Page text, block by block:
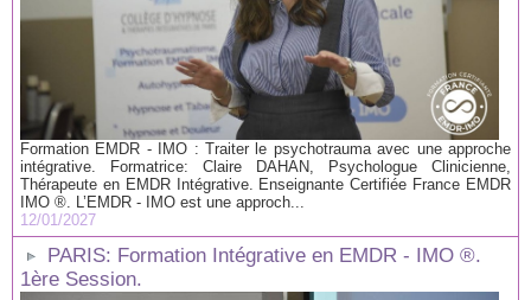
Formation EMDR - IMO : Traiter le psychotrauma avec une approche
intégrative. Formatrice: Claire DAHAN, Psychologue Clinicienne,
Thérapeute en EMDR Intégrative. Enseignante Certifiée France EMDR
IMO ®. L’EMDR - IMO est une approch...
12/01/2027
PARIS: Formation Intégrative en EMDR - IMO ®.
1ère Session.